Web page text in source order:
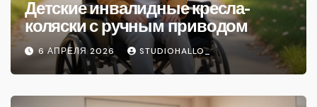
Детские инвалидные кресла-
коляски с ручным приводом
6 АПРЕЛЯ 2026 STUDIOHALLO_